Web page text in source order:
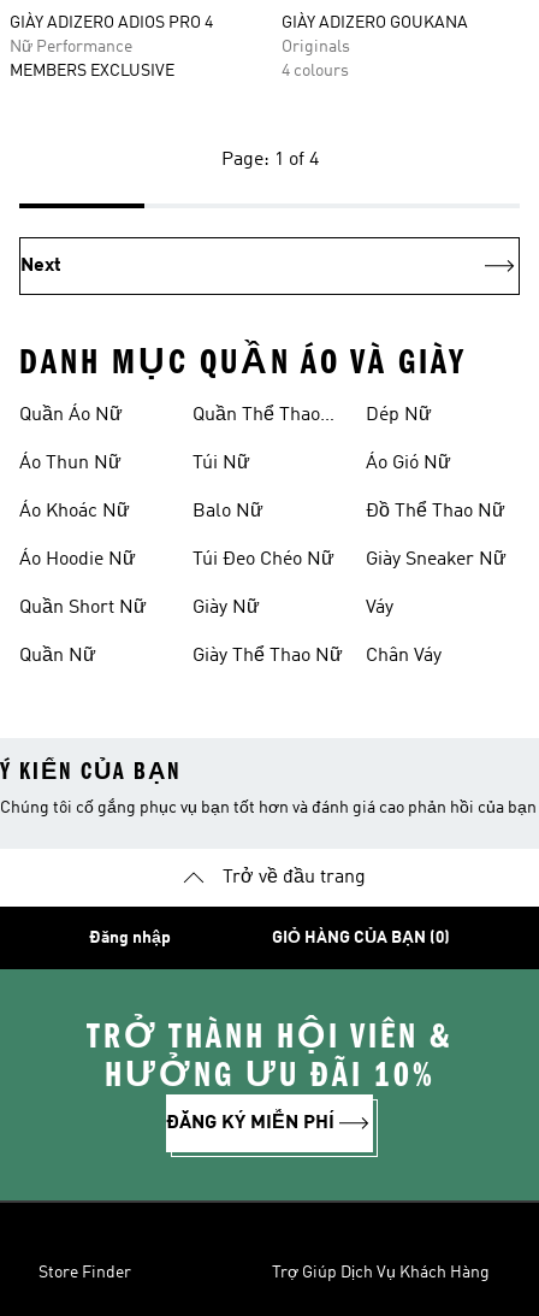
GIÀY ADIZERO ADIOS PRO 4
Nữ Performance
MEMBERS EXCLUSIVE
GIÀY ADIZERO GOUKANA
Originals
4 colours
Page: 1 of 4
Next
DANH MỤC QUẦN ÁO VÀ GIÀY
Quần Áo Nữ
Áo Thun Nữ
Áo Khoác Nữ
Áo Hoodie Nữ
Quần Short Nữ
Quần Nữ
Quần Thể Thao
Túi Nữ
Balo Nữ
Túi Đeo Chéo Nữ
Giày Nữ
Giày Thể Thao Nữ
Dép Nữ
Áo Gió Nữ
Đồ Thể Thao Nữ
Giày Sneaker Nữ
Váy
Chân Váy
Ý KIẾN CỦA BẠN
Chúng tôi cố gắng phục vụ bạn tốt hơn và đánh giá cao phản hồi của bạn
Trở về đầu trang
Đăng nhập GIỎ HÀNG CỦA BẠN (0)
TRỞ THÀNH HỘI VIÊN &
HƯỞNG ƯU ĐÃI 10%
ĐĂNG KÝ MIỄN PHÍ
Store Finder Trợ Giúp Dịch Vụ Khách Hàng